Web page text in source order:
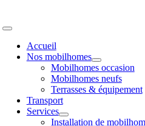
Toggle
NavigationAccueil
Nos mobilhomes
Mobilhomes occasion
Mobilhomes neufs
Terrasses & équipement
Transport
Services
Installation de